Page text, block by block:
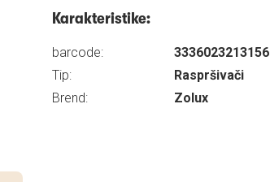
Karakteristike:
barcode:
3336023213156
Tip:
Raspršivači
Brend:
Zolux